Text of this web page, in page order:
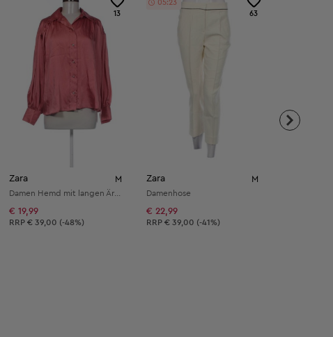
13
Zara M
€ 19,99
Unverbindliche Preisempfehlung:
RRP € 39,00 (-48%)
63
05:22
Zara M
Damenhose
€ 22,99
Unverbindliche Preisempfehlung:
RRP € 39,00 (-41%)